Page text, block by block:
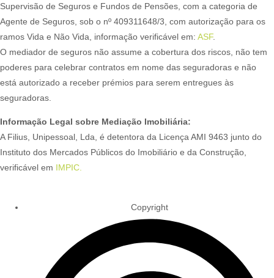
Supervisão de Seguros e Fundos de Pensões, com a categoria de
Agente de Seguros, sob o nº 409311648/3, com autorização para os
ramos Vida e Não Vida, informação verificável em: ASF.
O mediador de seguros não assume a cobertura dos riscos, não tem
poderes para celebrar contratos em nome das seguradoras e não
está autorizado a receber prémios para serem entregues às
seguradoras.
Informação Legal sobre Mediação Imobiliária:
A Filius, Unipessoal, Lda, é detentora da Licença AMI 9463 junto do
Instituto dos Mercados Públicos do Imobiliário e da Construção,
verificável em IMPIC.
Copyright